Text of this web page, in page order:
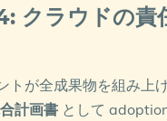
へ持ち
のでした。
マトリックス
: 40+ の活
運用、AI ガバナンス
を一覧化し、チーム間の
クラウドの責
トが全成果物を組み上げ
計画書 として